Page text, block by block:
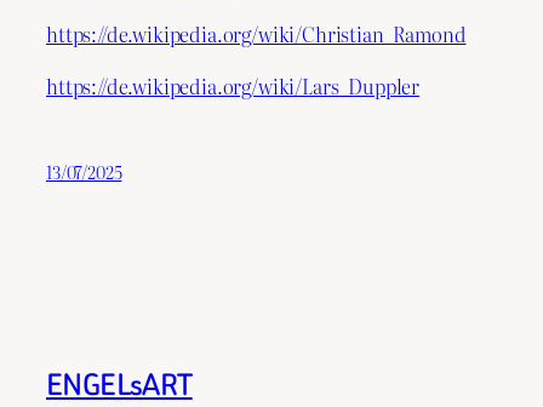
https://de.wikipedia.org/wiki/Christian_Ramond
https://de.wikipedia.org/wiki/Lars_Duppler
13/07/2025
ENGELsART